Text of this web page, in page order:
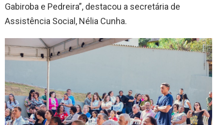
Gabiroba e Pedreira”, destacou a secretária de
Assistência Social, Nélia Cunha.